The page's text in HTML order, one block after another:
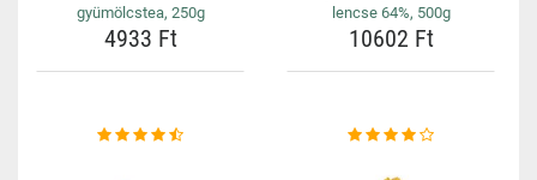
gyümölcstea, 250g
4933 Ft
lencse 64%, 500g
10602 Ft